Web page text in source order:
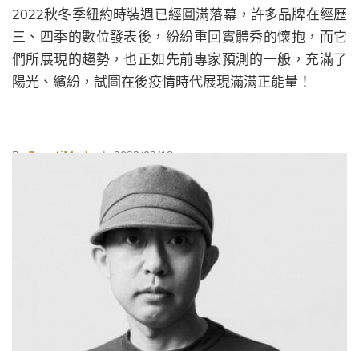
2022秋冬季紐約時裝週已經圓滿落幕，許多品牌在經歷
三、四季的數位發表後，紛紛重回實體秀的懷抱，而它
們所展現的趨勢，也正如先前專家預測的一般，充滿了
陽光、繽紛，試圖在後疫情時代展現滿滿正能量！
By BeautiMode | 2022/02/18